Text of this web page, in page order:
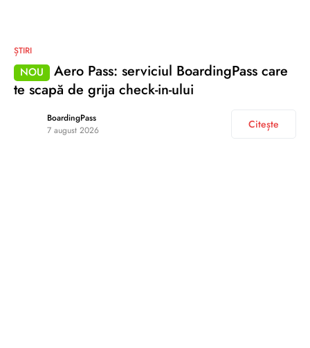
ȘTIRI
NOU
Aero Pass: serviciul BoardingPass care
te scapă de grija check-in-ului
BoardingPass
7 august 2026
Citește